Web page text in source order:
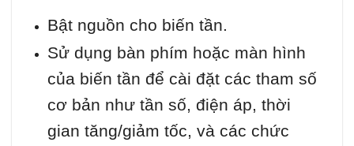
Bật nguồn cho biến tần.
Sử dụng bàn phím hoặc màn hình
của biến tần để cài đặt các tham số
cơ bản như tần số, điện áp, thời
gian tăng/giảm tốc, và các chức